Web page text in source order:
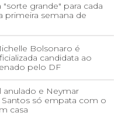
"sorte grande" para cada
primeira semana de
Bolsonaro é
candidata ao
pelo DF
anulado e Neymar
Santos só empata com o
casa